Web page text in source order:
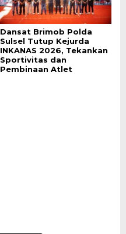
Dansat Brimob Polda
Sulsel Tutup Kejurda
INKANAS 2026, Tekankan
Sportivitas dan
Pembinaan Atlet